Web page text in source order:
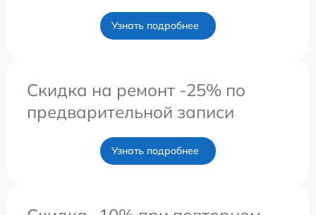
Узнать подробнее
Скидка на ремонт -25% по
предварительной записи
Узнать подробнее